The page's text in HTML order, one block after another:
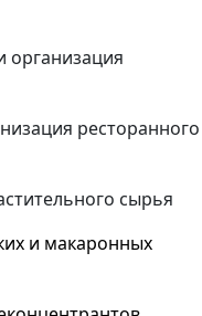
организация
ресторанного
сырья
и макаронных